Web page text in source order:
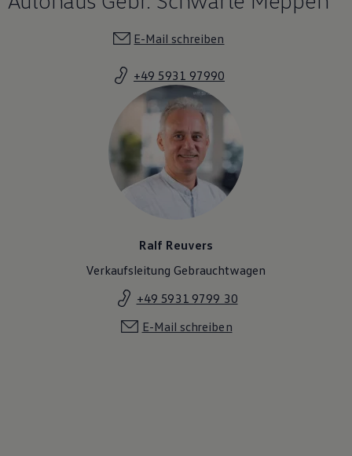
E-Mail schreiben
+49 5931 97990
Ralf Reuvers
Verkaufsleitung Gebrauchtwagen
+49 5931 9799 30
E-Mail schreiben